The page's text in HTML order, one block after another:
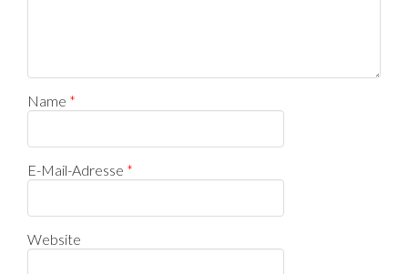
Name *
E-Mail-Adresse *
Website